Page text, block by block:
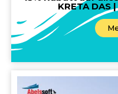
KRETA DAS